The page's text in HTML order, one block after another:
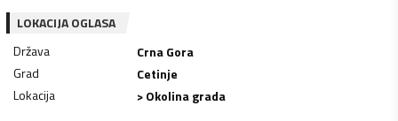
LOKACIJA OGLASA
Država
Crna Gora
Grad
Cetinje
Lokacija
> Okolina grada